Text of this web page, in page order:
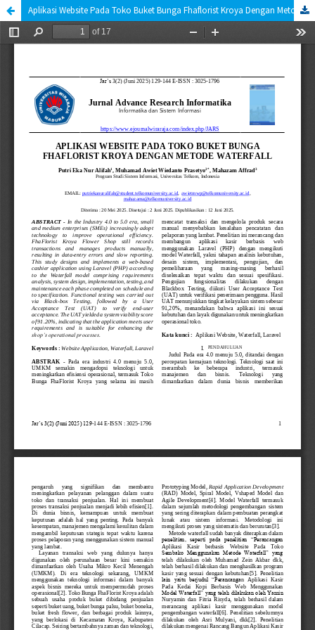
Aplikasi Website Pada Toko Buket Bunga Fhaflorist Kroya Dengan Metode Waterfall